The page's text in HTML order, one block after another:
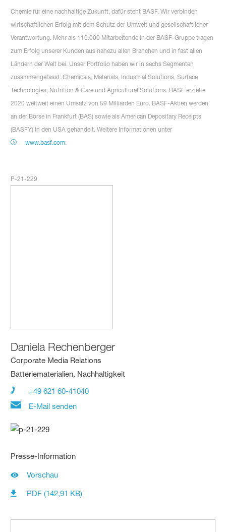
Chemie für eine nachhaltige Zukunft, dafür steht BASF. Wir verbinden
wirtschaftlichen Erfolg mit dem Schutz der Umwelt und gesellschaftlicher
Verantwortung. Mehr als 110.000 Mitarbeitende in der BASF-Gruppe tragen
zum Erfolg unserer Kunden aus nahezu allen Branchen und in fast allen
Ländern der Welt bei. Unser Portfolio haben wir in sechs Segmenten
zusammengefasst: Chemicals, Materials, Industrial Solutions, Surface
Technologies, Nutrition & Care und Agricultural Solutions. BASF erzielte
2020 weltweit einen Umsatz von 59 Milliarden Euro. BASF-Aktien werden
an der Börse in Frankfurt (BAS) sowie als American Depositary Receipts
(BASFY) in den USA gehandelt. Weitere Informationen unter
www.basf.com.
P-21-229
Daniela Rechenberger
Corporate Media Relations
Batteriematerialien, Nachhaltigkeit
+49 621 60-41040
E-Mail senden
Presse-Information
Vorschau
PDF (142,91 KB)